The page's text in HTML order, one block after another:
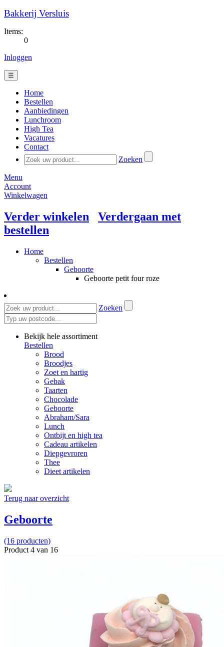
Bakkerij Versluis
Items:
0
Inloggen
☰
Home
Bestellen
Aanbiedingen
Lunchroom
High Tea
Vacatures
Contact
Zoeken
Menu
Account
Winkelwagen
Verder winkelen
Verdergaan met
bestellen
Home
Bestellen
Geboorte
Geboorte petit four roze
Zoeken
Bekijk hele assortiment
Bestellen
Brood
Broodjes
Zoet en hartig
Gebak
Taarten
Chocolade
Geboorte
Abraham/Sara
Lunch
Ontbijt en high tea
Cadeau artikelen
Diepgevroren
Thee
Dieet artikelen
Terug naar overzicht
Geboorte
(16 producten)
Product 4 van 16